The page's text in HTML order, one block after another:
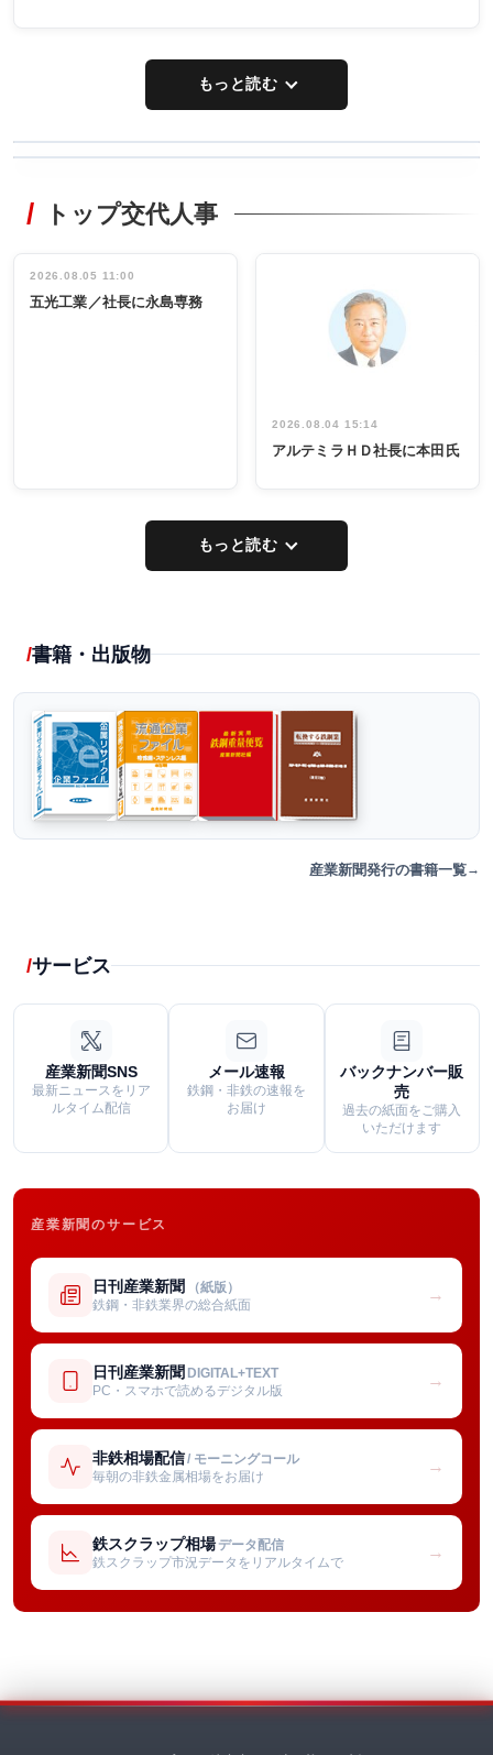
もっと読む
非鉄業界で
インタビュ
ー／社内ア
タックトレー
祝う 業界関
係者ら220人
出席
トップ交代人事
2026.08.05 11:00
五光工業／社長に永島専務
2026.08.04 15:14
アルテミラＨＤ社長に本田氏
もっと読む
書籍・出版物
産業新聞発行の書籍一覧
サービス
産業新聞SNS
最新ニュースをリア
ルタイム配信
メール速報
鉄鋼・非鉄の速報を
お届け
バックナンバー販
売
過去の紙面をご購入
いただけます
産業新聞のサービス
日刊産業新聞 （紙版）
鉄鋼・非鉄業界の総合紙面
→
日刊産業新聞 DIGITAL+TEXT
PC・スマホで読めるデジタル版
→
非鉄相場配信/ モーニングコール
毎朝の非鉄金属相場をお届け
→
鉄スクラップ相場 データ配信
鉄スクラップ市況データをリアルタイムで
→